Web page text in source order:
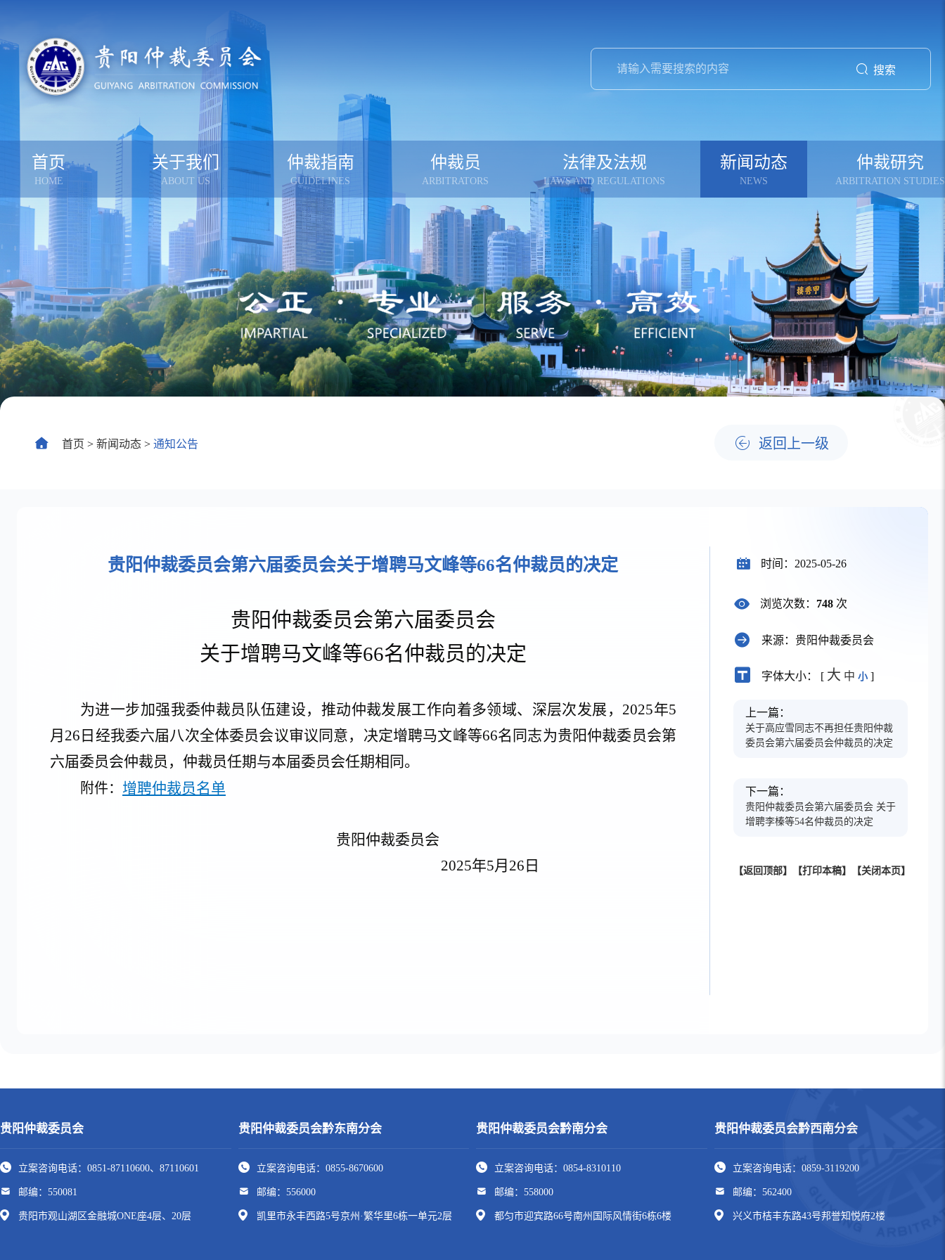
搜索
首页
HOME
关于我们
ABOUT US
贵仲简介
组成人员
办事机构
联系我们
仲裁指南
GUIDELINES
受案范围
怎样申请仲裁
案件受理流程
仲裁费用收取
仲裁文书下载
常见问题
仲裁员
ARBITRATORS
仲裁员名册
仲裁员守则
仲裁员办案端口
法律及法规
LAWS AND REGULATIONS
现行仲裁规则
历年仲裁规则
仲裁法
纽约公约
相关法律规范
新闻动态
NEWS
资讯中心
仲裁研究
ARBITRATION STUDIES
共话仲裁
仲裁专论
首页 > 新闻动态 > 通知公告 返回上一级
贵阳仲裁委员会第六届委员会关于增聘马文峰等66名仲裁员的决定
贵阳仲裁委员会第六届委员会
关于增聘马文峰等66名仲裁员的决定
为进一步加强我委仲裁员队伍建设， 推动仲裁发展工作向着多领域、深层次发展， 2025年5
月 26 日经我委六届八次全体委员会议审议同意，决定增聘马文峰等66名同志为贵阳仲裁委员会第
六届委员会仲裁员，仲裁员任期与本届委员会任期相同。
附件： 增聘仲裁员名单
贵阳仲裁委员会
2025年5月 26 日
时间：2025-05-26
浏览次数： 748次
来源：贵阳仲裁委员会
字体大小： [ 大 中 小]
上一篇：
关于高应雪同志不再担任贵阳仲裁
委员会第六届委员会仲裁员的决定
下一篇：
贵阳仲裁委员会第六届委员会 关于
增聘李榛等54名仲裁员的决定
【返回顶部】 【打印本稿】 【关闭本页】
贵阳仲裁委员会
立案咨询电话：0851-87110600、87110601
邮编：550081
贵阳市观山湖区金融城ONE座4层、20层
贵阳仲裁委员会黔东南分会
立案咨询电话：0855-8670600
邮编：556000
凯里市永丰西路5号京州·繁华里6栋一单元2层
贵阳仲裁委员会黔南分会
立案咨询电话：0854-8310110
邮编：558000
都匀市迎宾路66号南州国际风情街6栋6楼
贵阳仲裁委员会黔西南分会
立案咨询电话：0859-3119200
邮编：562400
兴义市桔丰东路43号邦誉知悦府2楼